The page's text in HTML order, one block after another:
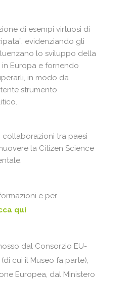
di esempi virtuosi di
evidenziando gli
lo sviluppo della
in Europa e fornendo
in modo da
strumento
collaborazioni tra paesi
la Citizen Science
e per
qui
dal Consorzio EU-
cui il Museo fa parte),
Europea, dal Ministero